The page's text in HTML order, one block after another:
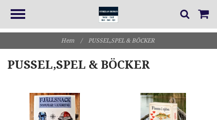
Hem / PUSSEL,SPEL & BÖCKER
PUSSEL,SPEL & BÖCKER